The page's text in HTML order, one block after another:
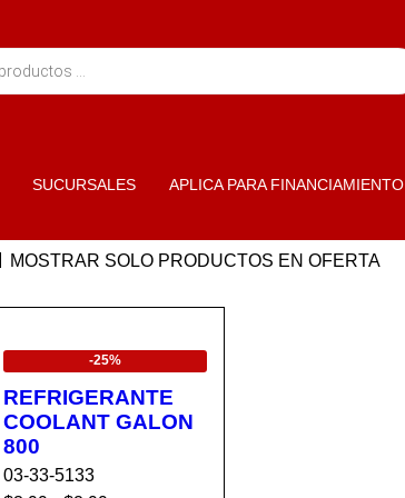
SUCURSALES APLICA PARA FINANCIAMIENTO
MOSTRAR SOLO PRODUCTOS EN OFERTA
-25%
REFRIGERANTE
COOLANT GALON
800
03-33-5133